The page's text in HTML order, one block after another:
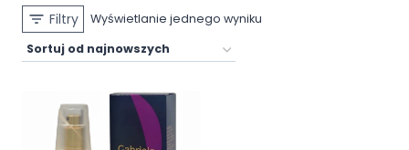
Filtry Wyświetlanie jednego wyniku